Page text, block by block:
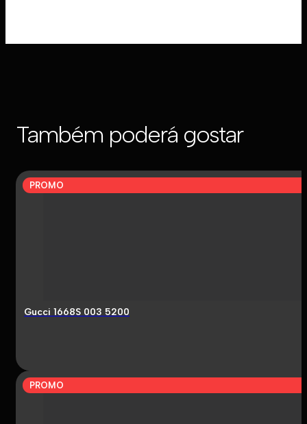
Também poderá gostar
PROMO
Gucci 1668S 003 5200
PROMO